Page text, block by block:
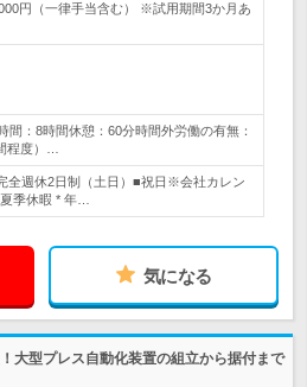
円（一律手当含む） ※試用期間3か月あ
間：8時間休憩：60分時間外労働の有無：
程度）…
全週休2日制（土日）■祝日※会社カレン
季休暇 * 年…
気になる
大型プレス自動化装置の組立から据付まで